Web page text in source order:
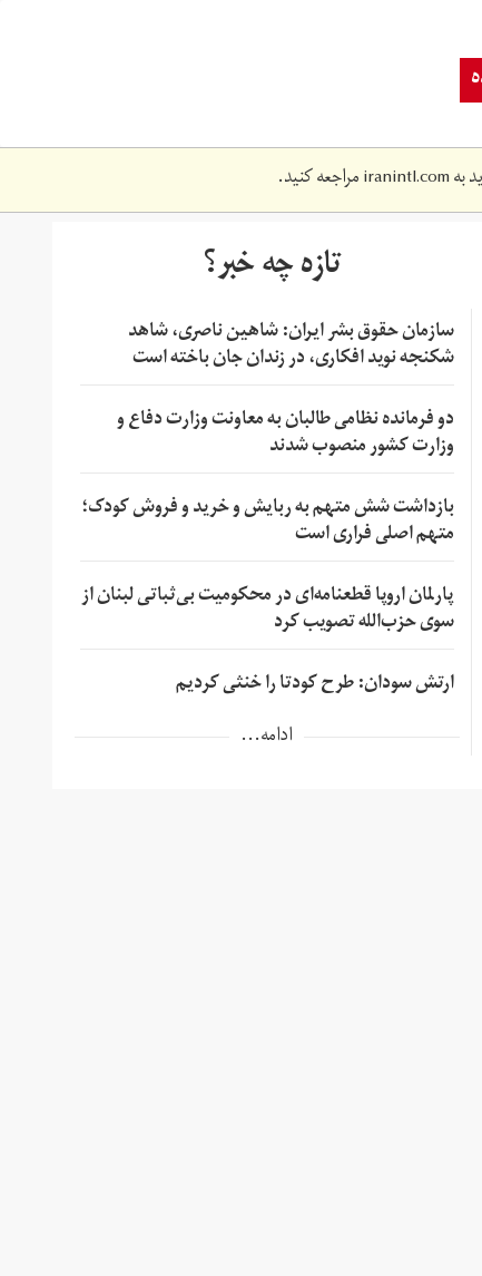
بهiranintl.comمراجعه کنید.
تازه چه خبر؟
سازمان حقوق بشر ایران: شاهین ناصری، شاهد
شکنجه نوید افکاری، در زندان جان باخته است
دو فرمانده نظامی طالبان به معاونت وزارت دفاع و
وزارت کشور منصوب شدند
بازداشت شش متهم به ربایش و خرید و فروش کودک؛
متهم اصلی فراری است
پارلمان اروپا قطعنامه‌ای در محکومیت بی‌ثباتی لبنان از
سوی حزب‌الله تصویب کرد
ارتش سودان: طرح کودتا را خنثی کردیم
ادامه...